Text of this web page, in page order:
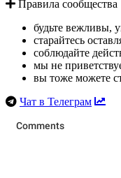
Правила сообщества
будьте вежливы,
старайтесь
соблюдайте
мы не
вы тоже можете
Чат в Телеграм